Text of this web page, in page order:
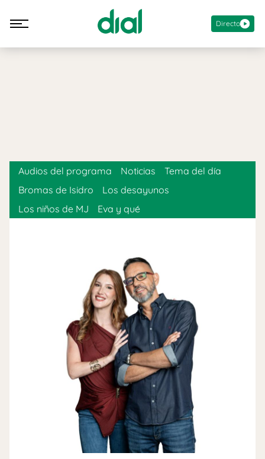
Directo
Audios del programa Noticias
Tema del día
Bromas de Isidro
Los desayunos
Los niños de MJ
Eva y qué